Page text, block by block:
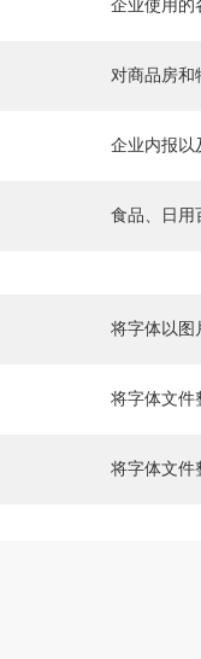
企业使用的
对商品房和
企业内报以
食品、日用
将字体以图
将字体文件
将字体文件